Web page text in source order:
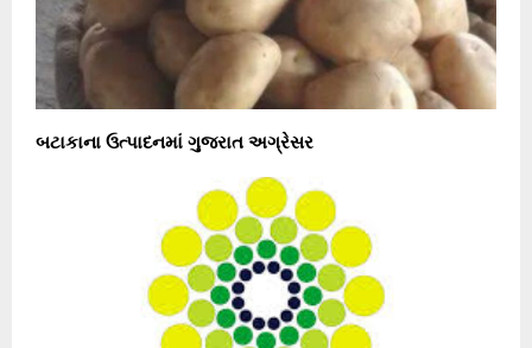
બટાકાના ઉત્પાદનમાં ગુજરાત અગ્રેસર